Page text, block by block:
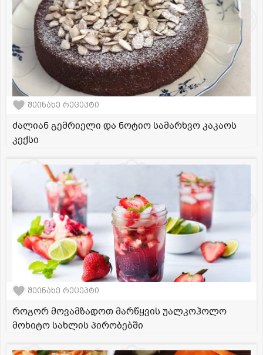
შეინახე რეცეპტი
ძალიან გემრიელი და ნოტიო სამარხვო კაკაოს
კექსი
შეინახე რეცეპტი
როგორ მოვამზადოთ მარწყვის უალკოჰოლო
მოხიტო სახლის პირობებში